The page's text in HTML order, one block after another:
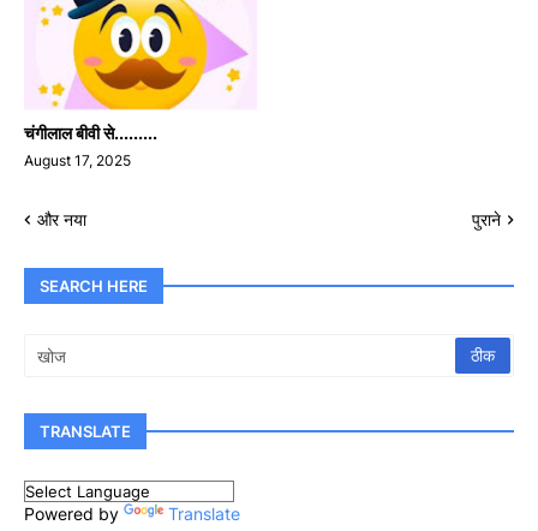
चंगीलाल बीवी से.........
August 17, 2025
और नया पुराने
SEARCH HERE
TRANSLATE
Powered by Translate